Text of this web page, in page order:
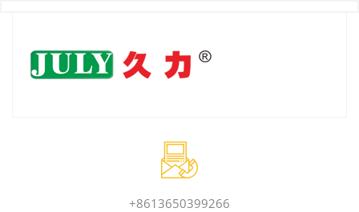
+8613650399266